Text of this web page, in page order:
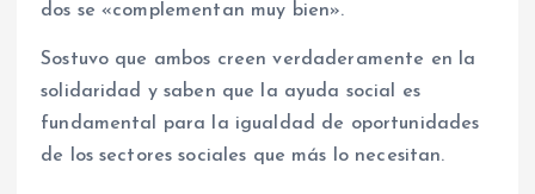
dos se «complementan muy bien».
Sostuvo que ambos creen verdaderamente en la
solidaridad y saben que la ayuda social es
fundamental para la igualdad de oportunidades
de los sectores sociales que más lo necesitan.